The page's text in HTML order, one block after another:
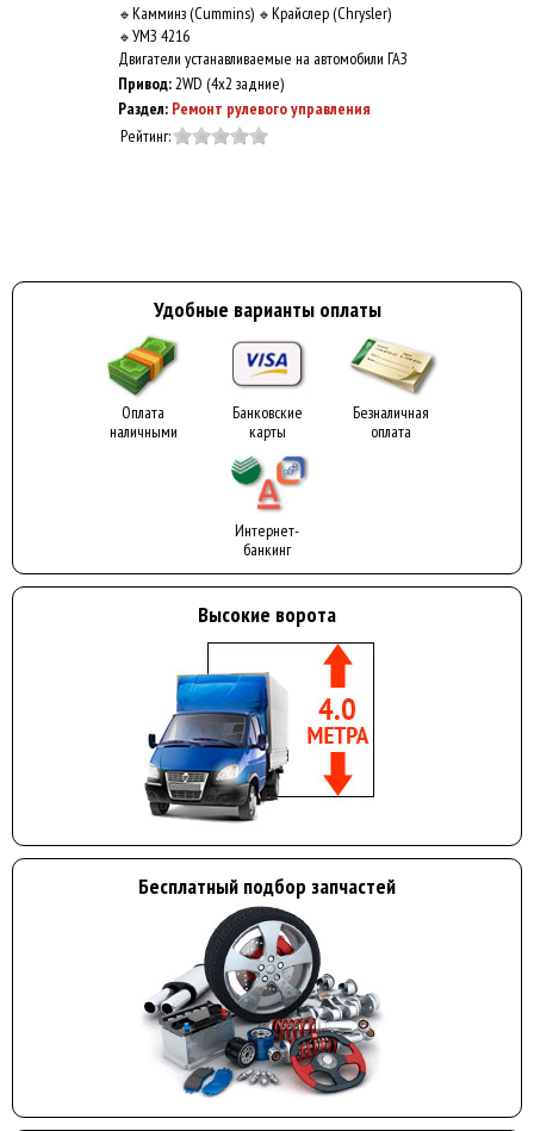
🔹 Камминз (Cummins) 🔹 Крайслер (Chrysler)
🔹 УМЗ 4216
Двигатели устанавливаемые на автомобили ГАЗ
Привод:2WD (4x2 задние)
Раздел: Ремонт рулевого управления
Рейтинг:
Удобные варианты оплаты
Оплата
наличными
Банковские
карты
Безналичная
оплата
Интернет-
банкинг
Высокие ворота
Бесплатный подбор запчастей